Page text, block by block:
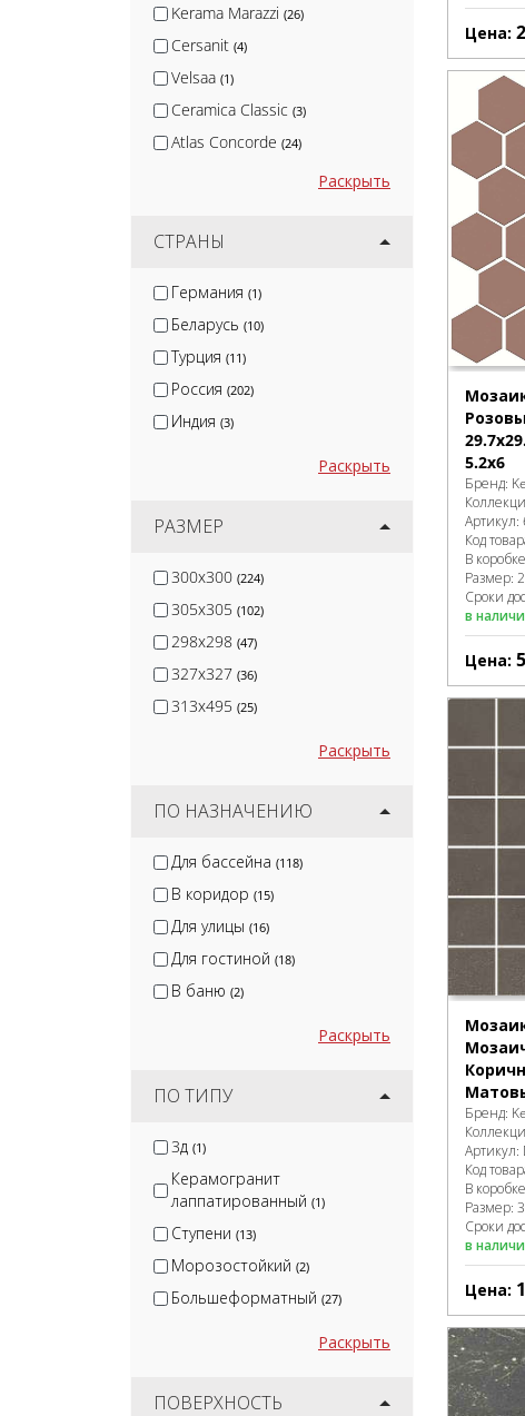
Kerama Marazzi (26)
Cersanit (4)
Velsaa (1)
Ceramica Classic (3)
Atlas Concorde (24)
Pamesa
Coliseumgres
Vitra(2)
Раскрыть
СТРАНЫ
Германия (1)
Беларусь (10)
Турция (11)
Россия (202)
Индия (3)
Раскрыть
РАЗМЕР
300x300 (224)
305x305 (102)
298x298 (47)
327x327 (36)
313x495 (25)
Раскрыть
ПО НАЗНАЧЕНИЮ
Для бассейна (118)
В коридор (15)
Для улицы (16)
Для гостиной (18)
В баню (2)
Раскрыть
ПО ТИПУ
3д (1)
Керамогранит
лаппатированный (1)
Ступени (13)
Морозостойкий (2)
Большеформатный (27)
Раскрыть
ПОВЕРХНОСТЬ
Цена:
5.2х6
Бренд:
Артикул:
Код
В коробке
Размер:
Сроки
в
Цена:
Бренд:
Артикул:
Код
В коробке
Размер:
Сроки
в
Цена: